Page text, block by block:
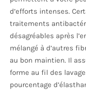
d’efforts intenses.
traitements
désagréables après
mélangé à d’autres
au bon maintien. Il
forme au fil des
pourcentage